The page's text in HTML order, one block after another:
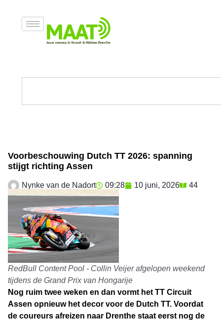
Voorbeschouwing Dutch TT 2026: spanning
stijgt richting Assen
Nynke van de Nadort 09:28 10 juni, 2026 44
RedBull Content Pool - Collin Veijer afgelopen weekend
tijdens de Grand Prix van Hongarije
Nog ruim twee weken en dan vormt het TT Circuit
Assen opnieuw het decor voor de Dutch TT. Voordat
de coureurs afreizen naar Drenthe staat eerst nog de